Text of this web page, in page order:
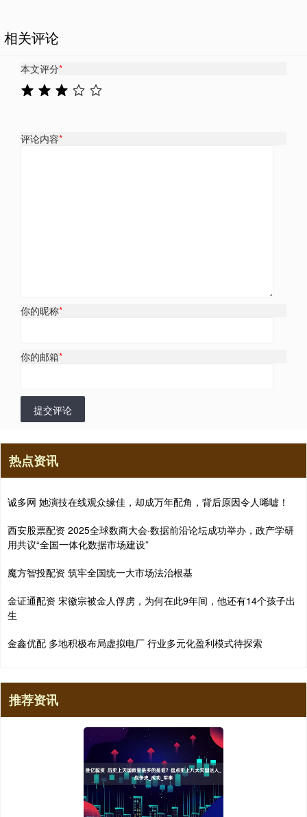
相关评论
本文评分*
评论内容*
你的昵称*
你的邮箱*
提交评论
热点资讯
诚多网 她演技在线观众缘佳，却成万年配角，背后原因令人唏嘘！
西安股票配资 2025全球数商大会·数据前沿论坛成功举办，政产学研
用共议“全国一体化数据市场建设”
魔方智投配资 筑牢全国统一大市场法治根基
金证通配资 宋徽宗被金人俘虏，为何在此9年间，他还有14个孩子出
生
金鑫优配 多地积极布局虚拟电厂 行业多元化盈利模式待探索
推荐资讯